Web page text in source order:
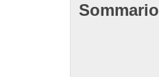
Sommario